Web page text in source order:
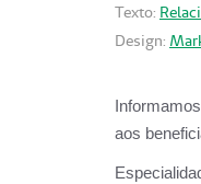
Texto:
Design:
aos